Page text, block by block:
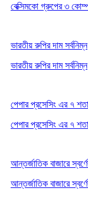
বেক্সিমকো গ্রুপের ৩
ভারতীয় রুপির দাম সর্বনিম্ন
ভারতীয় রুপির দাম সর্বনিম্ন
পেপার প্রসেসিং এর ৭
পেপার প্রসেসিং এর ৭
আন্তর্জাতিক বাজারে
আন্তর্জাতিক বাজারে